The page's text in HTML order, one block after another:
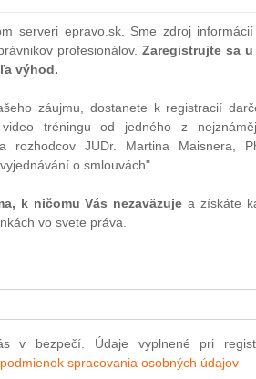
vzťahy, ako je napríklad rozsah
partnerku, povinnosť vyplatiť
zabitia bol platobne neschopný,
v porovnaní s tým, ktoré bolo
bola niekoľko rokov odlúčená.2
(Taliansko) so žiadosťou o
ktorá im bola spôsobená týmto
právna úprava, ktorá
rodinným príslušníkom obete
v dôsledku zabitia, zlučiteľná so
štátom povinnosť zaviesť
nielen na osoby, ktoré boli samy
serveri epravo.sk. Sme zdroj
profesionálov. Zaregistrujte sa u
výhod.
záujmu, dostanete k registracií
tréningu od jedného z
rozhodcov JUDr. Martina Maisnera,
o smlouvách".
k ničomu Vás nezaväzuje a získáte
vo svete práva.
v bezpečí. Údaje vyplnené pri
podmienok spracovania osobných údajov